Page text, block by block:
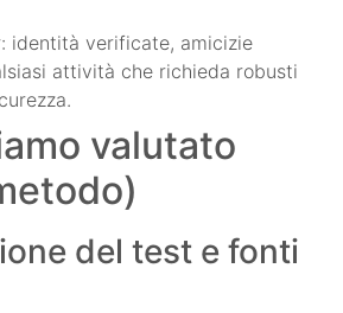
identità verificate, amicizie
attività che richieda robusti
valutato
del test e fonti